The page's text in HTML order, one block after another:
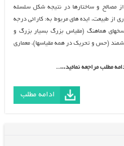
مصالح و ساختارها در نتيجه شکل سلسله
از طبيعت، ايده هاي مربوط به: كارائي درجه
هماهنگ (مقياس بزرگ بسيار بزرگ و
(حس و تحريك در همه مقياسها)، معماري
مطلب مراجعه نمائید…..
ادامه مطلب